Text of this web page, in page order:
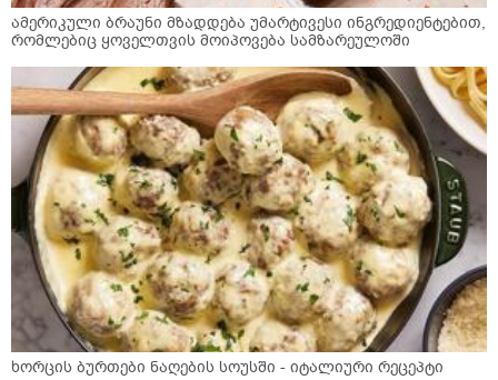
ამერიკული ბრაუნი მზადდება უმარტივესი ინგრედიენტებით,
რომლებიც ყოველთვის მოიპოვება სამზარეულოში
ხორცის ბურთები ნაღების სოუსში - იტალიური რეცეპტი